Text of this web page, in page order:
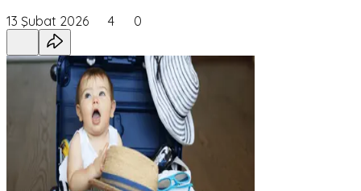
13 Şubat 2026 4 0